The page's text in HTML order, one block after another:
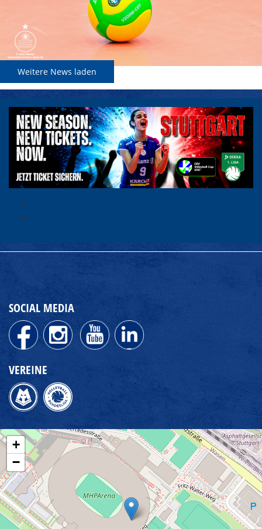
Weitere News laden
SOCIAL MEDIA
VEREINE
+
−